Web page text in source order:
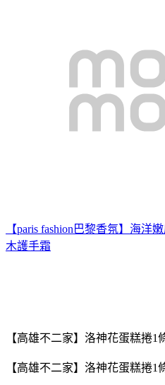
【paris fashion巴黎香氛】海洋
木護手霜
【高雄不二家】洛神花蛋糕捲1
【高雄不二家】洛神花蛋糕捲1